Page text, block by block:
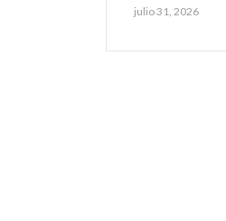
julio 31, 2026